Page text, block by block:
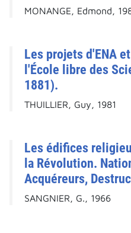
MONANGE, Edmond,
Les projets d'ENA
l'École libre des
1881).
THUILLIER, Guy, 1981
Les édifices
la Révolution.
Acquéreurs,
SANGNIER, G., 1966